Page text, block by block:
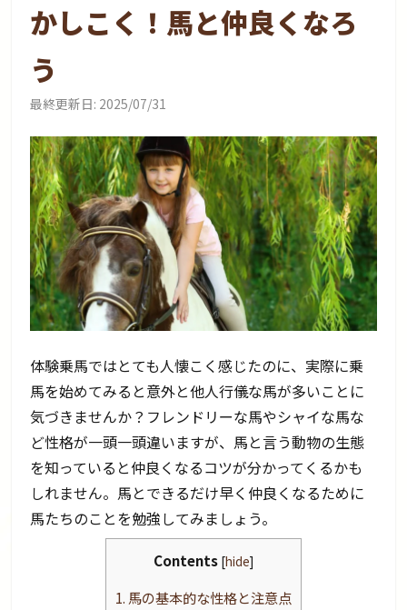
かしこく！馬と仲良くなろ
う
最終更新日: 2025/07/31
体験乗馬ではとても人懐こく感じたのに、実際に乗
馬を始めてみると意外と他人行儀な馬が多いことに
気づきませんか？フレンドリーな馬やシャイな馬な
ど性格が一頭一頭違いますが、馬と言う動物の生態
を知っていると仲良くなるコツが分かってくるかも
しれません。馬とできるだけ早く仲良くなるために
馬たちのことを勉強してみましょう。
Contents [hide]
1. 馬の基本的な性格と注意点